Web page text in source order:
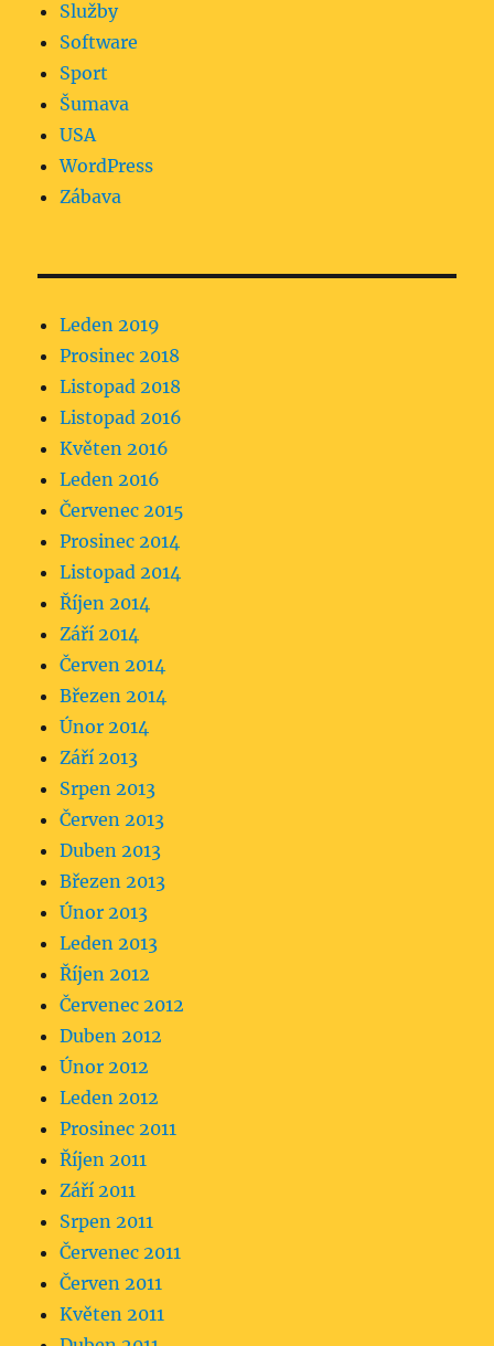
Služby
Software
Sport
Šumava
USA
WordPress
Zábava
Leden 2019
Prosinec 2018
Listopad 2018
Listopad 2016
Květen 2016
Leden 2016
Červenec 2015
Prosinec 2014
Listopad 2014
Říjen 2014
Září 2014
Červen 2014
Březen 2014
Únor 2014
Září 2013
Srpen 2013
Červen 2013
Duben 2013
Březen 2013
Únor 2013
Leden 2013
Říjen 2012
Červenec 2012
Duben 2012
Únor 2012
Leden 2012
Prosinec 2011
Říjen 2011
Září 2011
Srpen 2011
Červenec 2011
Červen 2011
Květen 2011